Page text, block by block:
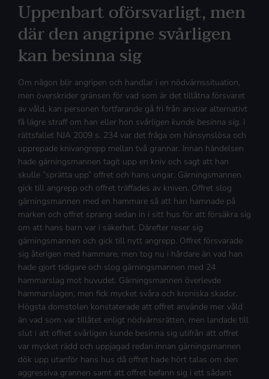
Uppenbart oförsvarligt, men
där den angripne svårligen
kan besinna sig
Om någon blir angripen och handlar i en nödvärnssituation,
men överskrider gränsen för vad som är det tillåtna försvaret
av våld, kan personen fortfarande gå fri från ansvar alternativt
få lägre straff om han eller hon svårligen kunde besinna sig. I
rättsfallet NJA 2009 s. 234 var det fråga om hänsynslösa och
upprepade knivangrepp mellan två grannar. Innan händelsen
hade gärningsmannen tagit upp en kniv och sagt att han
skulle ”sprätta upp” offret och hans ungar. Gärningsmannen
gick till angrepp och offret träffades av kniven. Offret slog
gärningsmannen med en hammare så att han hamnade på
marken och offret sprang sedan in i sitt hus för att försäkra sig
om att hans barn var i säkerhet. Därefter reser sig
gärningsmannen och gick till nytt angrepp. Offret försvarade
sig återigen med hammare, men tog nu i hårdare än vad han
hade gjort tidigare och slog gärningsmannen med 24
hammarslag mot huvudet. Gärningsmannen överlevde
hammarslagen, men fick mycket svåra och kroniska skador.
Högsta domstolen konstaterade att offret använde mer våld
än vad som var tillåtet enligt nödvärnsrätten, men landade till
slut i att offret svårligen kunde besinna sig utifrån att offret
var mycket rädd och uppjagad redan innan gärningsmannen
dök upp utanför hans hus då offret hade hört talas om den
aggressiva grannen samt att offret befann sig i ett sådant